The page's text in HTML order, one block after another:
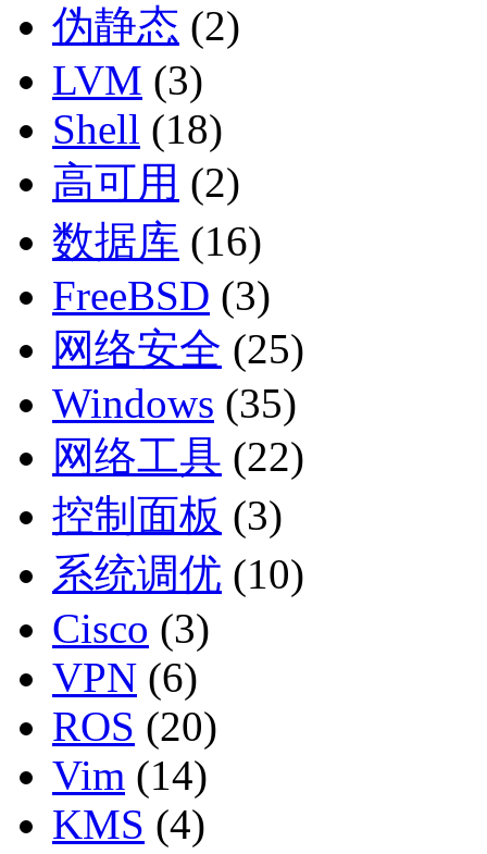
伪静态 (2)
LVM (3)
Shell (18)
高可用 (2)
数据库 (16)
FreeBSD (3)
网络安全 (25)
Windows (35)
网络工具 (22)
控制面板 (3)
系统调优 (10)
Cisco (3)
VPN (6)
ROS (20)
Vim (14)
KMS (4)